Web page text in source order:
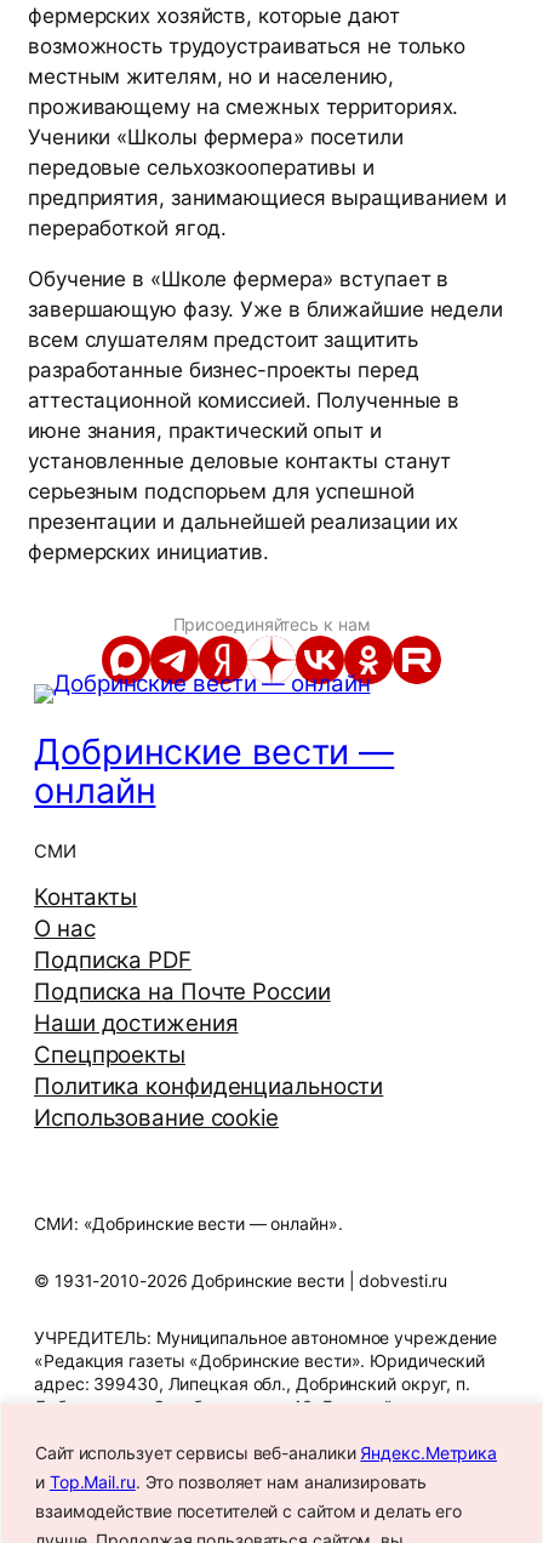
Сайт использует сервисы веб-аналики Яндекс.Метрика
и Top.Mail.ru. Это позволяет нам анализировать
взаимодействие посетителей с сайтом и делать его
фермерских хозяйств, которые дают
возможность трудоустраиваться не только
местным жителям, но и населению,
проживающему на смежных территориях.
Ученики «Школы фермера» посетили
передовые сельхозкооперативы и
предприятия, занимающиеся выращиванием и
переработкой ягод.
Обучение в «Школе фермера» вступает в
завершающую фазу. Уже в ближайшие недели
всем слушателям предстоит защитить
разработанные бизнес-проекты перед
аттестационной комиссией. Полученные в
июне знания, практический опыт и
установленные деловые контакты станут
серьезным подспорьем для успешной
презентации и дальнейшей реализации их
фермерских инициатив.
Присоединяйтесь к нам
Добринские вести —
онлайн
СМИ
Контакты
О нас
Подписка PDF
Подписка на Почте России
Наши достижения
Спецпроекты
Политика конфиденциальности
Использование cookie
СМИ: «Добринские вести — онлайн».
© 1931-2010-2026 Добринские вести | dobvesti.ru
УЧРЕДИТЕЛЬ: Муниципальное автономное учреждение
«Редакция газеты «Добринские вести». Юридический
адрес: 399430, Липецкая обл., Добринский округ, п.
Добринка, ул. Октябрьская, д. 43. Главный редактор
редакции: gazeta_dbr@mail.ru. Знак информационной
продукции: 16+. СМИ зарегистрировано Федеральной
службой по надзору в сфере связи, информационных
технологий и массовых коммуникаций.